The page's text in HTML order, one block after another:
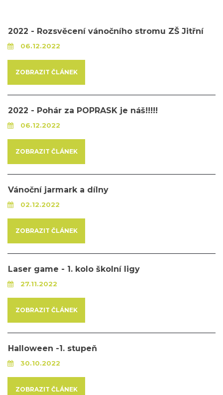
2022 - Rozsvěcení vánočního stromu ZŠ Jitřní
06.12.2022
ZOBRAZIT ČLÁNEK
2022 - Pohár za POPRASK je náš!!!!!
06.12.2022
ZOBRAZIT ČLÁNEK
Vánoční jarmark a dílny
02.12.2022
ZOBRAZIT ČLÁNEK
Laser game - 1. kolo školní ligy
27.11.2022
ZOBRAZIT ČLÁNEK
Halloween -1. stupeň
30.10.2022
ZOBRAZIT ČLÁNEK